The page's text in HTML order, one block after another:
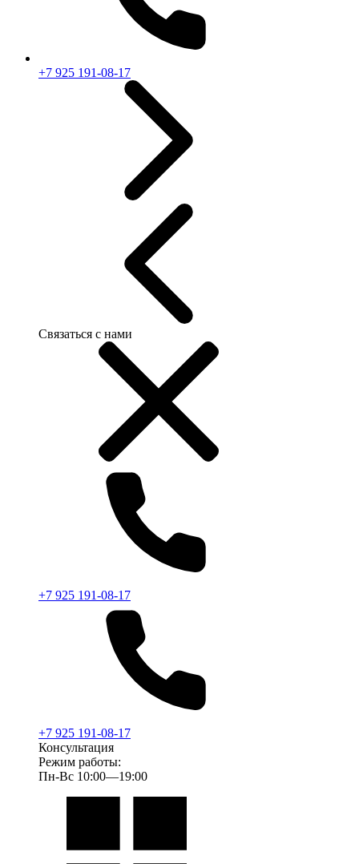
+7 925 191-08-17
Связаться с нами
+7 925 191-08-17
+7 925 191-08-17
Консультация
Режим работы:
Пн-Вс 10:00—19:00